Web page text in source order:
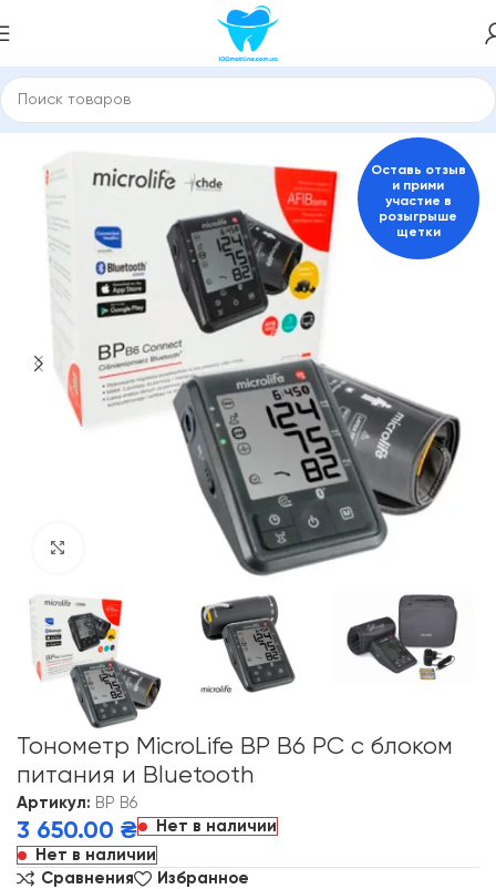
Главная Тонометры
Оставь отзыв
и прими
участие в
розыгрыше
щетки
Тонометр MicroLife BP B6 PC с блоком
питания и Bluetooth
Артикул: BP B6
3 650.00 ₴
Нет в наличии
Нет в наличии
Сравнения
Избранное